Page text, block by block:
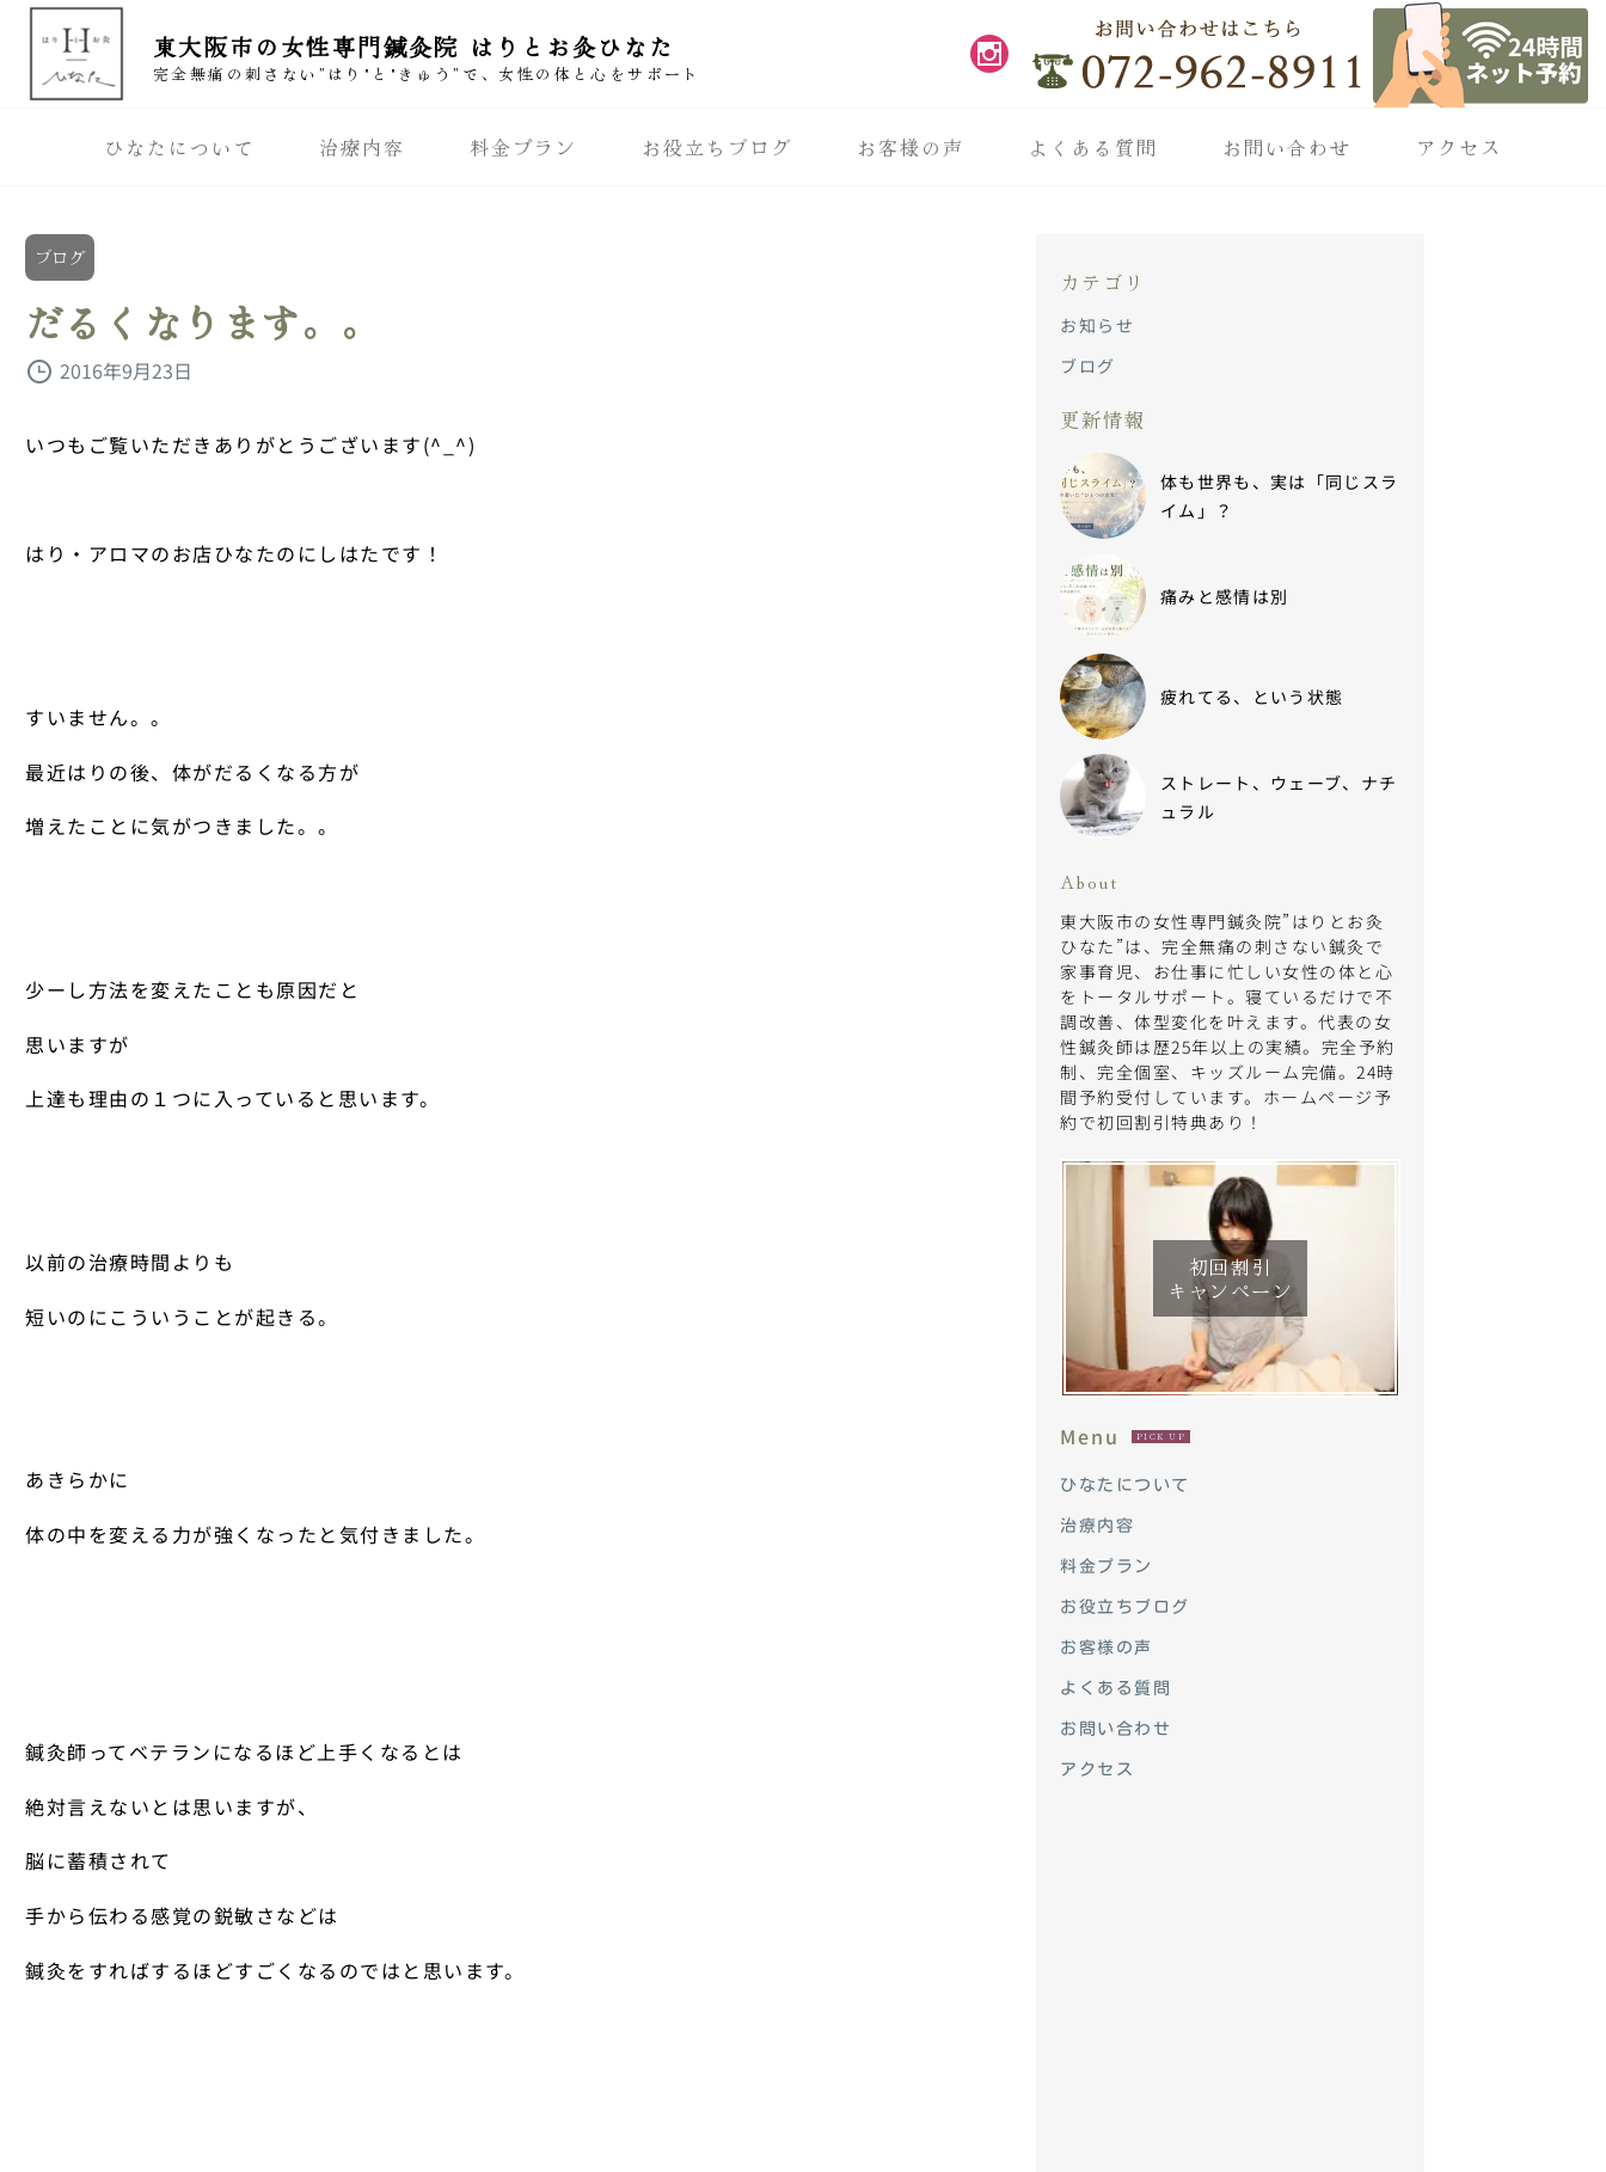
東大阪市の女性専門鍼灸院 はりとお灸ひなた
完全無痛の刺さない”はり"と"きゅう”で、女性の体と心をサポート
ひなたについて 治療内容 料金プラン お役立ちブログ お客様の声 よくある質問 お問い合わせ アクセス
ブログ
だるくなります。。
2016年9月23日
いつもご覧いただきありがとうございます(^_^)
はり・アロマのお店ひなたのにしはたです！
すいません。。
最近はりの後、体がだるくなる方が
増えたことに気がつきました。。
少ーし方法を変えたことも原因だと
思いますが
上達も理由の１つに入っていると思います。
以前の治療時間よりも
短いのにこういうことが起きる。
あきらかに
体の中を変える力が強くなったと気付きました。
鍼灸師ってベテランになるほど上手くなるとは
絶対言えないとは思いますが、
脳に蓄積されて
手から伝わる感覚の鋭敏さなどは
鍼灸をすればするほどすごくなるのではと思います。
カテゴリ
お知らせ
ブログ
更新情報
体も世界も、実は「同じスラ
イム」？
痛みと感情は別
疲れてる、という状態
ストレート、ウェーブ、ナチ
ュラル
About
東大阪市の女性専門鍼灸院”はりとお灸
ひなた”は、完全無痛の刺さない鍼灸で
家事育児、お仕事に忙しい女性の体と心
をトータルサポート。寝ているだけで不
調改善、体型変化を叶えます。代表の女
性鍼灸師は歴25年以上の実績。完全予約
制、完全個室、キッズルーム完備。24時
間予約受付しています。ホームページ予
約で初回割引特典あり！
初回割引
キャンペーン
Menu PICK UP
ひなたについて
治療内容
料金プラン
お役立ちブログ
お客様の声
よくある質問
お問い合わせ
アクセス